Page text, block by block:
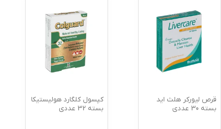
قرص لیورکر هلث اید
بسته 30 عددی
کپسول کلگارد هولیستیکا
بسته 32 عددی